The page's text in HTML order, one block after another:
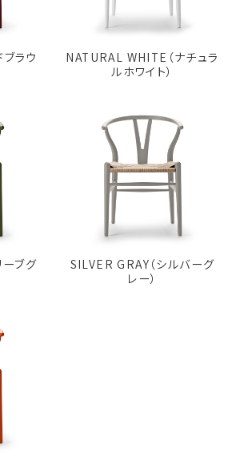
ラウ
NATURAL WHITE（ナチュラ
ルホワイト）
ブグ
SILVER GRAY（シルバーグ
レー）